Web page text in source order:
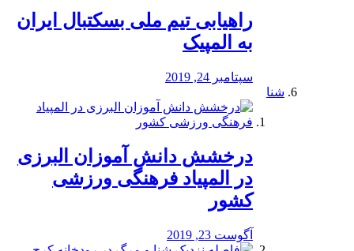
راهیابی تیم ملی بسکتبال ایران
به المپیک
سپتامبر 24, 2019
شنا
درخشش دانش آموزان البرزی
در المپیاد فرهنگی ورزشی
کشور
آگوست 23, 2019